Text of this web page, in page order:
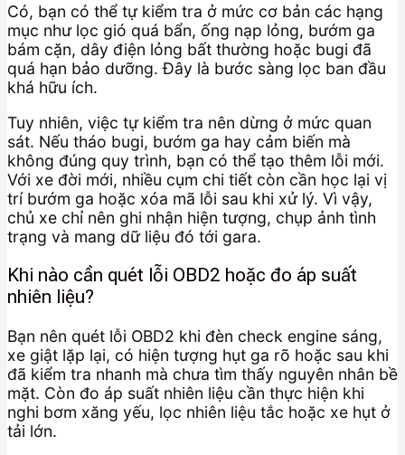
Có, bạn có thể tự kiểm tra ở mức cơ bản các hạng
mục như lọc gió quá bẩn, ống nạp lỏng, bướm ga
bám cặn, dây điện lỏng bất thường hoặc bugi đã
quá hạn bảo dưỡng. Đây là bước sàng lọc ban đầu
khá hữu ích.
Tuy nhiên, việc tự kiểm tra nên dừng ở mức quan
sát. Nếu tháo bugi, bướm ga hay cảm biến mà
không đúng quy trình, bạn có thể tạo thêm lỗi mới.
Với xe đời mới, nhiều cụm chi tiết còn cần học lại vị
trí bướm ga hoặc xóa mã lỗi sau khi xử lý. Vì vậy,
chủ xe chỉ nên ghi nhận hiện tượng, chụp ảnh tình
trạng và mang dữ liệu đó tới gara.
Khi nào cần quét lỗi OBD2 hoặc đo áp suất
nhiên liệu?
Bạn nên quét lỗi OBD2 khi đèn check engine sáng,
xe giật lặp lại, có hiện tượng hụt ga rõ hoặc sau khi
đã kiểm tra nhanh mà chưa tìm thấy nguyên nhân bề
mặt. Còn đo áp suất nhiên liệu cần thực hiện khi
nghi bơm xăng yếu, lọc nhiên liệu tắc hoặc xe hụt ở
tải lớn.